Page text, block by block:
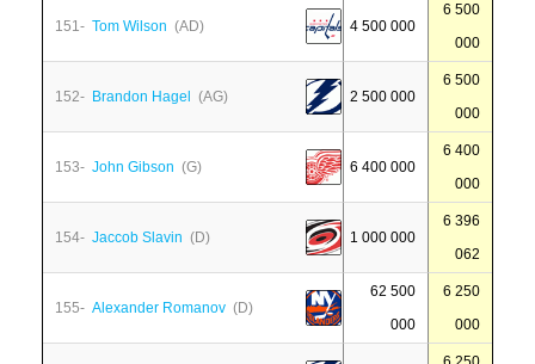
151- Tom Wilson (AD) 4 500 000
6 500
000
152- Brandon Hagel (AG) 2 500 000
6 500
000
153- John Gibson (G) 6 400 000
6 400
000
154- Jaccob Slavin (D) 1 000 000
6 396
062
155- Alexander Romanov (D)
62 500
000
6 250
000